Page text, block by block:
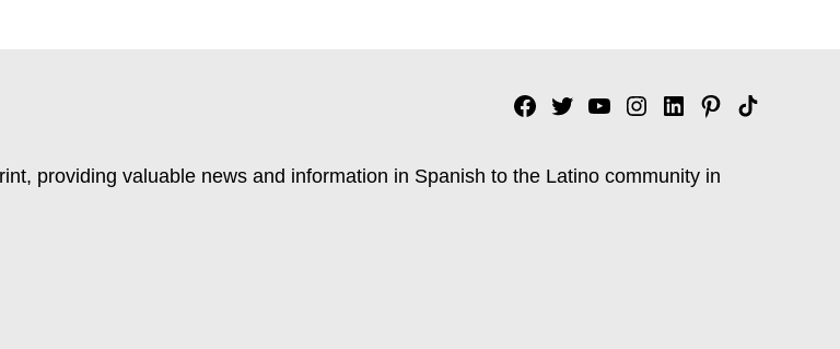
Facebook
TwitterYouTubeInstagram
Linkedin
Pinterest
Tik
providing valuable news and information in Spanish to the Latino community in